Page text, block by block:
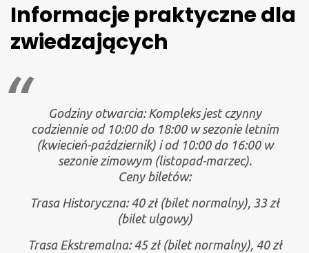
Informacje praktyczne dla
zwiedzających
Godziny otwarcia: Kompleks jest czynny
codziennie od 10:00 do 18:00 w sezonie letnim
(kwiecień-październik) i od 10:00 do 16:00 w
sezonie zimowym (listopad-marzec).
Ceny biletów:
Trasa Historyczna: 40 zł (bilet normalny), 33 zł
(bilet ulgowy)
Trasa Ekstremalna: 45 zł (bilet normalny), 40 zł